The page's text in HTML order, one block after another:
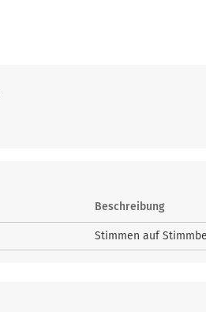
Beschreibung
Stimmen auf